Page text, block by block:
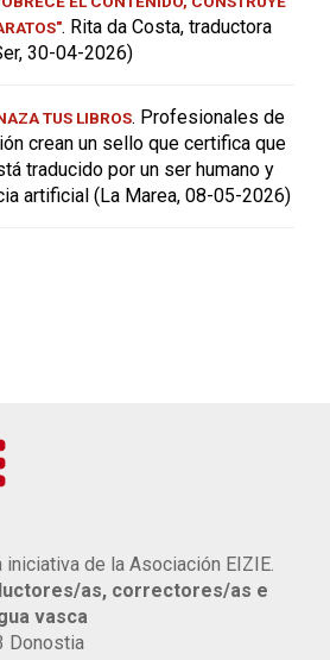
. Rita da Costa, traductora
30-04-2026)
TUS LIBROS. Profesionales de
crean un sello que certifica que
traducido por un ser humano y
artificial (La Marea, 08-05-2026)
iniciativa de la Asociación EIZIE.
as, correctores/as e
vasca
Donostia